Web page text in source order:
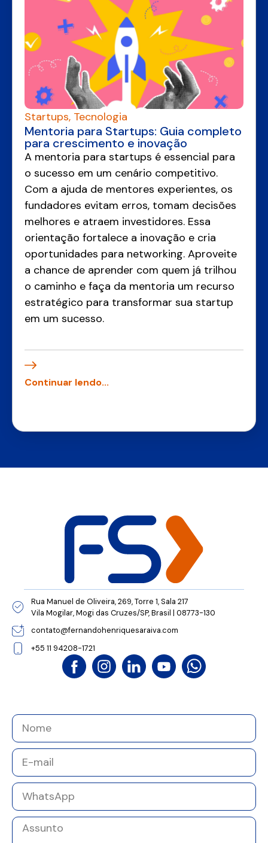
Startups, Tecnologia
Mentoria para Startups: Guia completo
para crescimento e inovação
A mentoria para startups é essencial para
o sucesso em um cenário competitivo.
Com a ajuda de mentores experientes, os
fundadores evitam erros, tomam decisões
melhores e atraem investidores. Essa
orientação fortalece a inovação e cria
oportunidades para networking. Aproveite
a chance de aprender com quem já trilhou
o caminho e faça da mentoria um recurso
estratégico para transformar sua startup
em um sucesso.
Continuar lendo...
Rua Manuel de Oliveira, 269, Torre 1, Sala 217
Vila Mogilar, Mogi das Cruzes/SP, Brasil | 08773-130
contato@fernandohenriquesaraiva.com
+55 11 94208-1721